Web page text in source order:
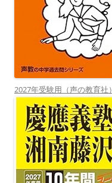
2027年受験用（声の教育社）